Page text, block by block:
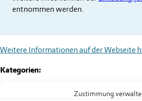
Zustimmung
entnommen werden.
Weitere Informationen auf der Webseite
Kategorien: